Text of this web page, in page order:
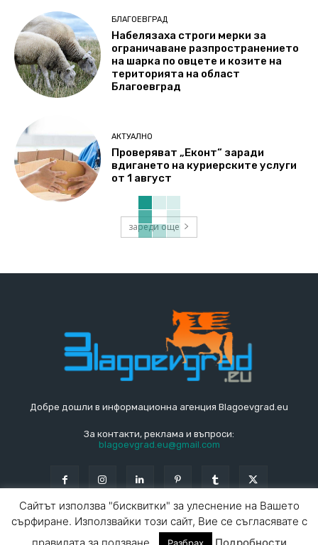
БЛАГОЕВГРАД
Набелязаха строги мерки за
ограничаване разпространението
на шарка по овцете и козите на
територията на област
Благоевград
АКТУАЛНО
Проверяват „Еконт“ заради
вдигането на куриерските услуги
от 1 август
зареди още
Добре дошли в информационна агенция Blagoevgrad.eu
За контакти, реклама и въпроси:
blagoevgrad.eu@gmail.com
© Blagoevgrad.EU 2010 - 2026 Общи условия |
Сайтът използва "бисквитки" за улеснение на Вашето
сърфиране. Използвайки този сайт, Вие се съгласявате с